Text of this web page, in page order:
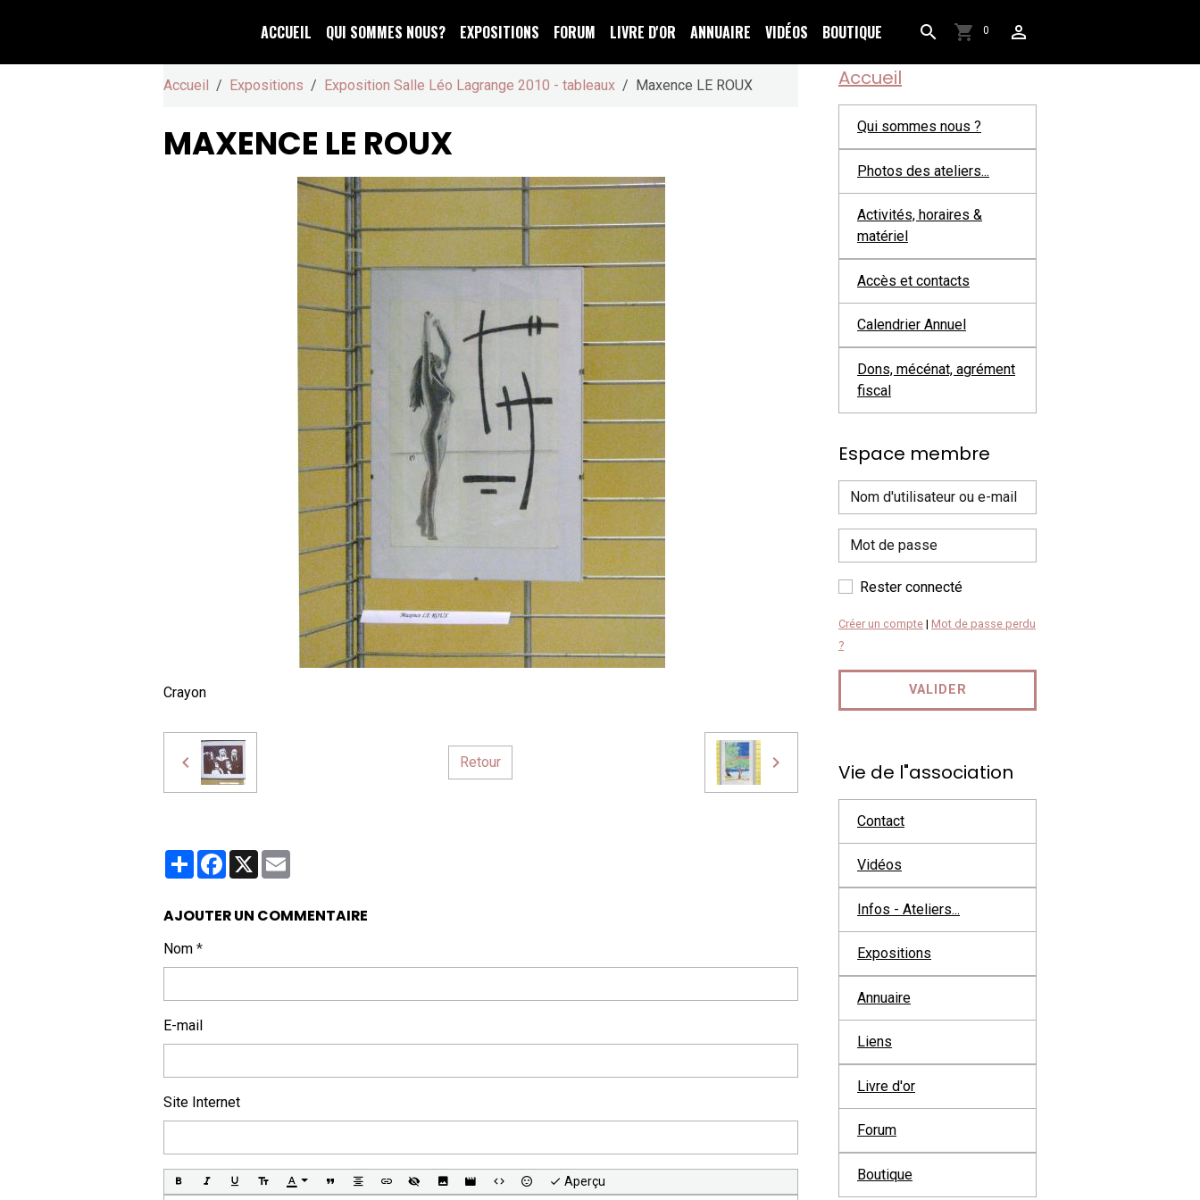
ACCUEIL QUI SOMMES NOUS? EXPOSITIONS FORUM LIVRE D'OR ANNUAIRE VIDÉOS BOUTIQUE 0
Accueil Expositions Exposition Salle Léo Lagrange 2010 - tableaux Maxence LE ROUX
MAXENCE LE ROUX
Crayon
Retour
PartagerFacebook
X
AJOUTER UN COMMENTAIRE
Nom
E-mail
Site Internet
Aperçu
Accueil
Qui sommes nous ?
Photos des ateliers...
Activités, horaires &
matériel
Accès et contacts
Calendrier Annuel
Dons, mécénat, agrément
fiscal
Espace membre
Rester connecté
Créer un compte | Mot de passe perdu
?
VALIDER
Vie de l"association
Contact
Vidéos
Infos - Ateliers...
Expositions
Annuaire
Liens
Livre d'or
Forum
Boutique